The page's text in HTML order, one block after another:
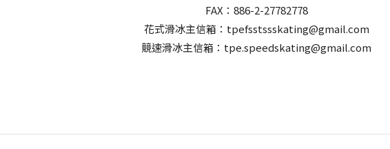
FAX：886-2-27782778
花式滑冰主信箱：tpefsstssskating@gmail.com
競速滑冰主信箱：tpe.speedskating@gmail.com